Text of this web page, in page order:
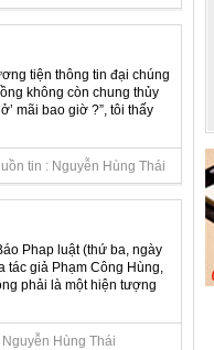
tiện thông tin đại chúng
không còn chung thủy
mãi bao giờ ?”, tôi thấy
tin : Nguyễn Hùng Thái
Phap luật (thứ ba, ngày
tác giả Phạm Công Hùng,
phải là một hiện tượng
Hùng Thái